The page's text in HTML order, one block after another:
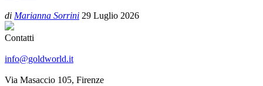
di Marianna Sorrini 29 Luglio 2026
Contatti
info@goldworld.it
Via Masaccio 105, Firenze